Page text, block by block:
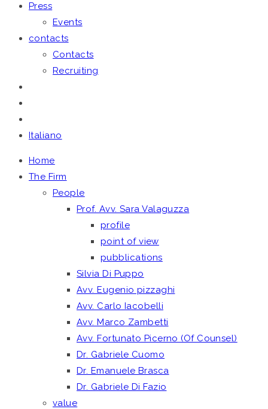
Press
Events
contacts
Contacts
Recruiting
Italiano
Home
The Firm
People
Prof. Avv. Sara Valaguzza
profile
point of view
pubblications
Silvia Di Puppo
Avv. Eugenio pizzaghi
Avv. Carlo Iacobelli
Avv. Marco Zambetti
Avv. Fortunato Picerno (Of Counsel)
Dr. Gabriele Cuomo
Dr. Emanuele Brasca
Dr. Gabriele Di Fazio
value